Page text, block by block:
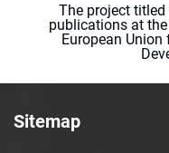
The project
publications at
European Union
Sitemap